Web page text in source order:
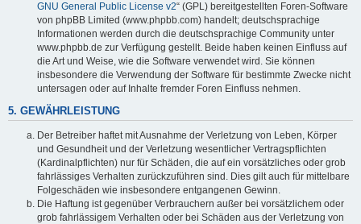
GNU General Public License v2“ (GPL) bereitgestellten Foren-Software
von phpBB Limited (www.phpbb.com) handelt; deutschsprachige
Informationen werden durch die deutschsprachige Community unter
www.phpbb.de zur Verfügung gestellt. Beide haben keinen Einfluss auf
die Art und Weise, wie die Software verwendet wird. Sie können
insbesondere die Verwendung der Software für bestimmte Zwecke nicht
untersagen oder auf Inhalte fremder Foren Einfluss nehmen.
5. GEWÄHRLEISTUNG
Der Betreiber haftet mit Ausnahme der Verletzung von Leben, Körper
und Gesundheit und der Verletzung wesentlicher Vertragspflichten
(Kardinalpflichten) nur für Schäden, die auf ein vorsätzliches oder grob
fahrlässiges Verhalten zurückzuführen sind. Dies gilt auch für mittelbare
Folgeschäden wie insbesondere entgangenen Gewinn.
Die Haftung ist gegenüber Verbrauchern außer bei vorsätzlichem oder
grob fahrlässigem Verhalten oder bei Schäden aus der Verletzung von